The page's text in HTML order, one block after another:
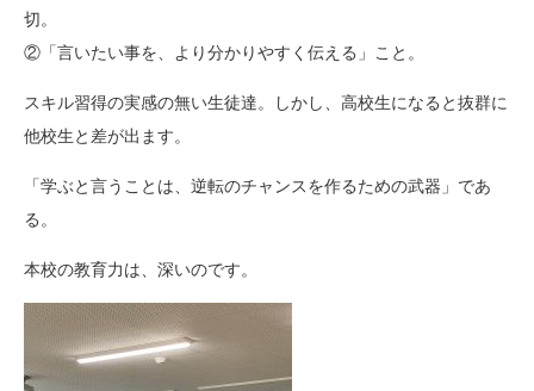
切。
②「言いたい事を、より分かりやすく伝える」こと。
スキル習得の実感の無い生徒達。しかし、高校生になると抜群に
他校生と差が出ます。
「学ぶと言うことは、逆転のチャンスを作るための武器」であ
る。
本校の教育力は、深いのです。